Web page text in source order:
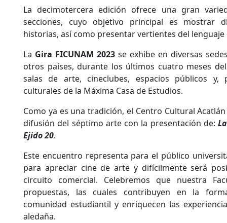
La decimotercera edición ofrece una gran
secciones, cuyo objetivo principal es mostrar
historias, así como presentar vertientes del
La Gira FICUNAM 2023 se exhibe en diversas
otros países, durante los últimos cuatro meses
salas de arte, cineclubes, espacios públicos
culturales de la Máxima Casa de Estudios.
Como ya es una tradición, el Centro Cultural
difusión del séptimo arte con la presentación de:
Ejido 20.
Este encuentro representa para el público
para apreciar cine de arte y difícilmente será
circuito comercial. Celebremos que nuestra
propuestas, las cuales contribuyen en la
comunidad estudiantil y enriquecen las
aledaña.